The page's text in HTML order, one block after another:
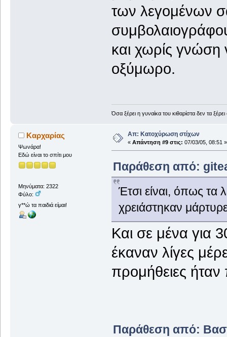
των λεγομένων
και χωρίς γνώση
οξύμωρο.
Όσα ξέρει η γυναίκα του κιθαρίστα δεν τα
Καρχαρίας
Ψωνάρα!
Εδώ είναι το σπίτι μου
Μηνύματα: 2322
Φύλο:
γ**ώ τα παιδιά είμαι!
Απ: Κατοχύρωση στίχων
« Απάντηση #9 στις: 07/03/05, 08:51 »
Παράθεση από:
Έτσι είναι, όπως τα
χρειάστηκαν
Και σε μένα για
έκαναν λίγες
προμήθειες ήταν
Παράθεση από: